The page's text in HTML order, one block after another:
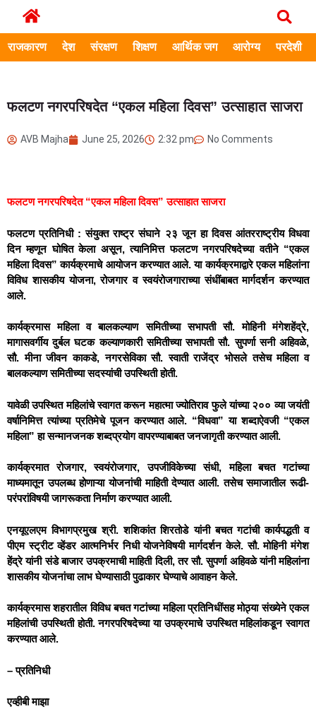
राजकारण देश संरक्षण शिक्षण आर्थिक जग आरोग्य परदेशी
फलटण नगरपरिषदेत “एकल महिला दिवस” उत्साहात साजरा
AVB Majha June 25, 2026 2:32 pm No Comments
फलटण नगरपरिषदेत “एकल महिला दिवस” उत्साहात साजरा
फलटण प्रतिनिधी : संयुक्त राष्ट्र संघाने २३ जून हा दिवस आंतरराष्ट्रीय विधवा
दिन म्हणून घोषित केला असून, त्यानिमित्त फलटण नगरपरिषदेच्या वतीने “एकल
महिला दिवस” कार्यक्रमाचे आयोजन करण्यात आले. या कार्यक्रमाद्वारे एकल महिलांना
विविध शासकीय योजना, रोजगार व स्वयंरोजगाराच्या संधींबाबत मार्गदर्शन करण्यात
आले.
कार्यक्रमास महिला व बालकल्याण समितीच्या सभापती सौ. मोहिनी मंगेशहेंद्रे,
मागासवर्गीय दुर्बल घटक कल्याणकारी समितीच्या सभापती सौ. सुपर्णा सनी अहिवळे,
सौ. मीना जीवन काकडे, नगरसेविका सौ. स्वाती राजेंद्र भोसले तसेच महिला व
बालकल्याण समितीच्या सदस्यांची उपस्थिती होती.
यावेळी उपस्थित महिलांचे स्वागत करून महात्मा ज्योतिराव फुले यांच्या २०० व्या जयंती
वर्षानिमित्त त्यांच्या प्रतिमेचे पूजन करण्यात आले. “विधवा” या शब्दाऐवजी “एकल
महिला” हा सन्मानजनक शब्दप्रयोग वापरण्याबाबत जनजागृती करण्यात आली.
कार्यक्रमात रोजगार, स्वयंरोजगार, उपजीविकेच्या संधी, महिला बचत गटांच्या
माध्यमातून उपलब्ध होणाऱ्या योजनांची माहिती देण्यात आली. तसेच समाजातील रूढी-
परंपरांविषयी जागरूकता निर्माण करण्यात आली.
एनयूएलएम विभागप्रमुख श्री. शशिकांत शिरतोडे यांनी बचत गटांची कार्यपद्धती व
पीएम स्ट्रीट व्हेंडर आत्मनिर्भर निधी योजनेविषयी मार्गदर्शन केले. सौ. मोहिनी मंगेश
हेंद्रे यांनी संडे बाजार उपक्रमाची माहिती दिली, तर सौ. सुपर्णा अहिवळे यांनी महिलांना
शासकीय योजनांचा लाभ घेण्यासाठी पुढाकार घेण्याचे आवाहन केले.
कार्यक्रमास शहरातील विविध बचत गटांच्या महिला प्रतिनिधींसह मोठ्या संख्येने एकल
महिलांची उपस्थिती होती. नगरपरिषदेच्या या उपक्रमाचे उपस्थित महिलांकडून स्वागत
करण्यात आले.
– प्रतिनिधी
एव्हीबी माझा